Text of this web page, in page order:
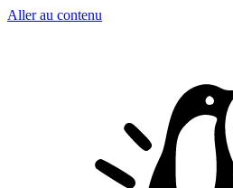
Aller au contenu